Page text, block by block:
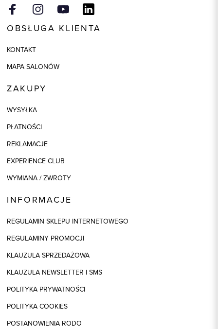
OBSŁUGA KLIENTA
KONTAKT
MAPA SALONÓW
ZAKUPY
WYSYŁKA
PŁATNOŚCI
REKLAMACJE
EXPERIENCE CLUB
WYMIANA / ZWROTY
INFORMACJE
REGULAMIN SKLEPU INTERNETOWEGO
REGULAMINY PROMOCJI
KLAUZULA SPRZEDAŻOWA
KLAUZULA NEWSLETTER I SMS
POLITYKA PRYWATNOŚCI
POLITYKA COOKIES
POSTANOWIENIA RODO